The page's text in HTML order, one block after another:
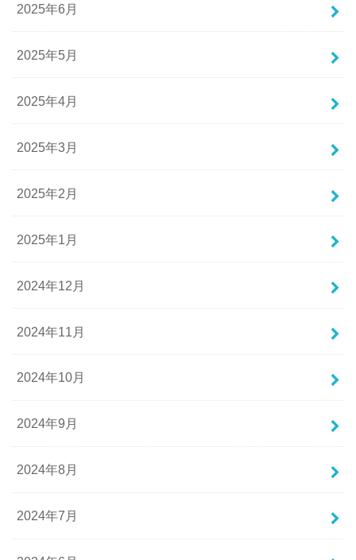
2025年6月
2025年5月
2025年4月
2025年3月
2025年2月
2025年1月
2024年12月
2024年11月
2024年10月
2024年9月
2024年8月
2024年7月